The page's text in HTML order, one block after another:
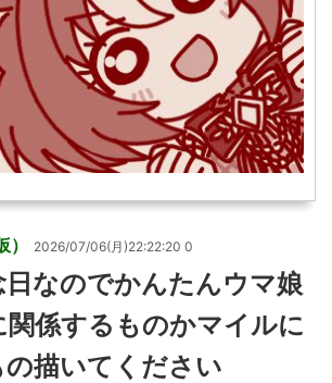
2026/07/06(月)22:22:20 0
なのでかんたんウマ娘
係するものかマイルに
の描いてください